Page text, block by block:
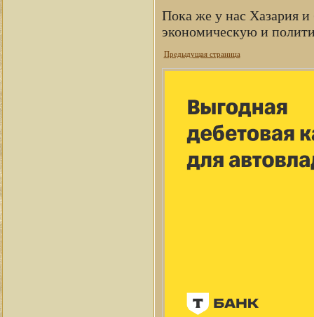
Пока же у нас Хазария и
экономическую и
Предыдущая страница